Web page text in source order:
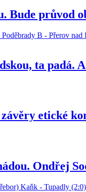
Bude průvod
ta padá.
etické
Ondřej